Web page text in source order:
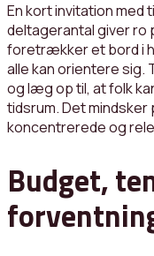
En kort invitation
deltagerantal giver ro
foretrækker et bord i
alle kan orientere sig.
og læg op til, at folk
tidsrum. Det
koncentrerede og
Budget,